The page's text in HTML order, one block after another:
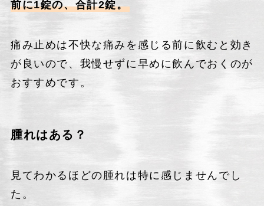
前に1錠の、合計2錠。
痛み止めは不快な痛みを感じる前に飲むと効き
が良いので、我慢せずに早めに飲んでおくのが
おすすめです。
腫れはある？
見てわかるほどの腫れは特に感じませんでし
た。